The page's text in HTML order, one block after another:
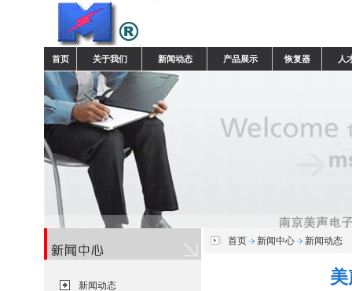
首页 关于我们 新闻动态 产品展示 恢复器 人
新闻动态
首页 新闻中心 新闻动态